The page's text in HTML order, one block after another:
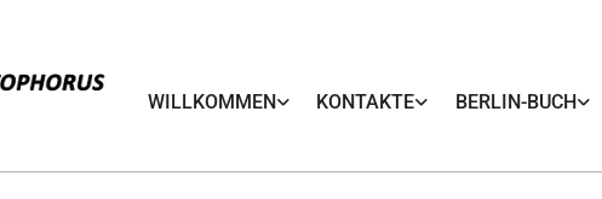
WILLKOMMEN KONTAKTE BERLIN-BUCH